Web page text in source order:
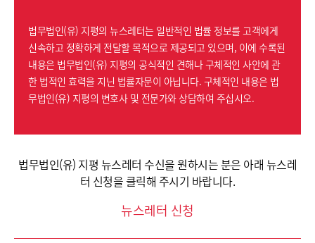
법무법인(유) 지평의 뉴스레터는 일반적인 법률 정보를 고객에게
신속하고 정확하게 전달할 목적으로 제공되고 있으며, 이에 수록된
내용은 법무법인(유) 지평의 공식적인 견해나 구체적인 사안에 관
한 법적인 효력을 지닌 법률자문이 아닙니다. 구체적인 내용은 법
무법인(유) 지평의 변호사 및 전문가와 상담하여 주십시오.
법무법인(유) 지평 뉴스레터 수신을 원하시는 분은 아래 뉴스레
터 신청을 클릭해 주시기 바랍니다.
뉴스레터 신청